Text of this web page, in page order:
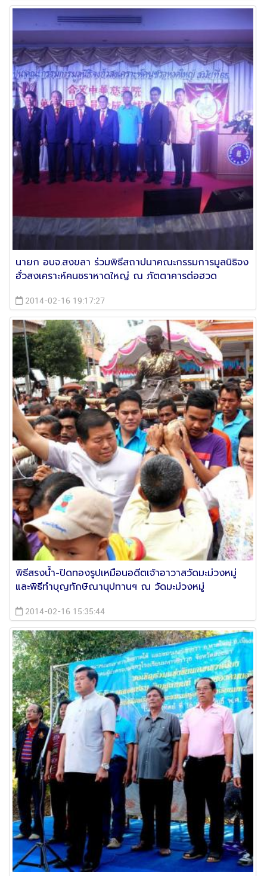
นายก อบจ.สงขลา ร่วมพิธีสถาปนาคณะกรรมการมูลนิธิจง
ฮั่วสงเคราะห์คนชราหาดใหญ่ ณ ภัตตาคารต่อฮวด
2014-02-16 19:17:27
พิธีสรงน้ำ-ปิดทองรูปเหมือนอดีตเจ้าอาวาสวัดมะม่วงหมู่
และพิธีทำบุญทักษิณานุปทานฯ ณ วัดมะม่วงหมู่
2014-02-16 15:35:44